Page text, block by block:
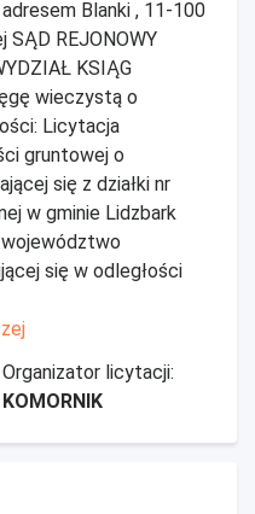
Blanki , 11-100
SĄD REJONOWY
KSIĄG
wieczystą o
Licytacja
gruntowej o
się z działki nr
w gminie Lidzbark
województwo
się w odległości
Organizator licytacji:
KOMORNIK